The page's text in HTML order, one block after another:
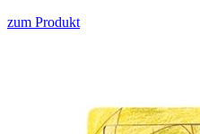
zum Produkt